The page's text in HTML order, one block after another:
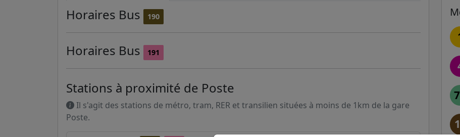
Horaires Bus 190
Horaires Bus 191
Stations à proximité de Poste
Il s'agit des stations de métro, tram, RER et transilien situées à moins de 1km de la gare
Poste.